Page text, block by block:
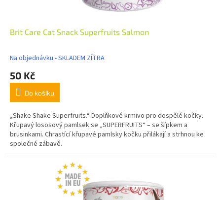
Brit Care Cat Snack Superfruits Salmon
Na objednávku - SKLADEM ZÍTRA
50 Kč
Do košíku
„Shake Shake Superfruits.“ Doplňkové krmivo pro dospělé kočky.
Křupavý lososový pamlsek se „SUPERFRUITS“ – se šípkem a
brusinkami. Chrastící křupavé pamlsky kočku přilákají a strhnou ke
společné zábavě.